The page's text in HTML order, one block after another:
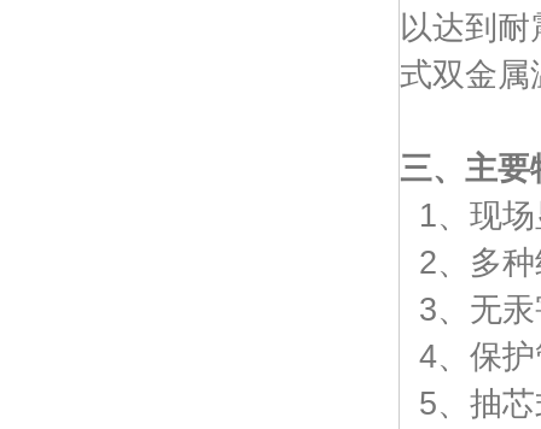
以达到
式双金属
三、主要
1、现
2、多
3、无
4、保
5、抽